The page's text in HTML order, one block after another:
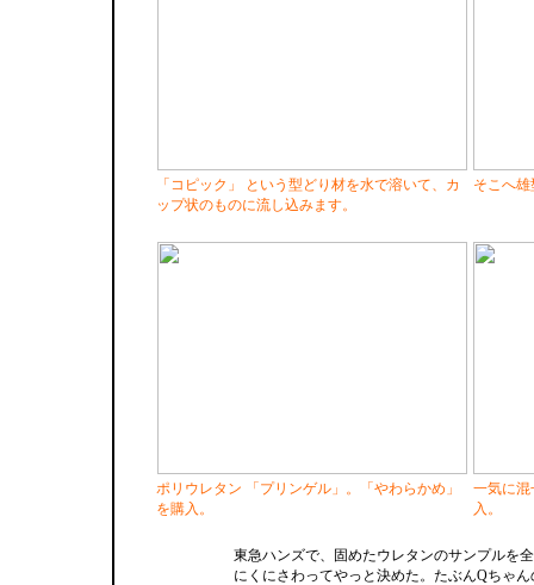
「コピック」 という型どり材を水で溶いて、カ
ップ状のものに流し込みます。
そこへ
ポリウレタン 「プリンゲル」。「やわらかめ」
を購入。
一気に混
入。
東急ハンズで、固めたウレタンのサンプルを
にくにさわってやっと決めた。たぶんQちゃ